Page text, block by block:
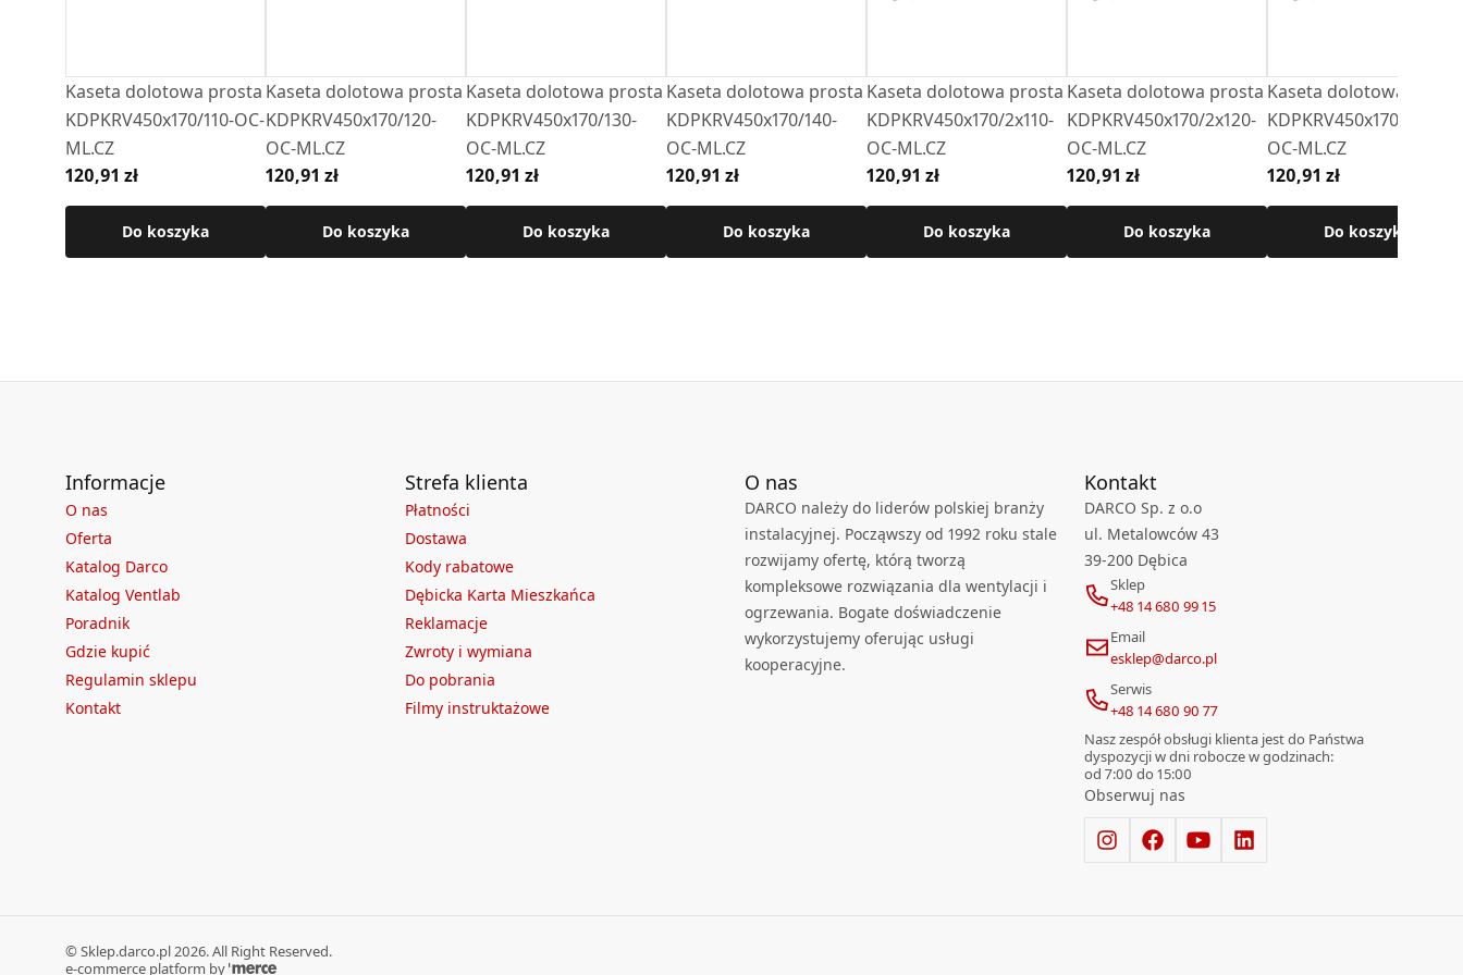
Kaseta dolotowa prosta
KDPKRV450x170/110-OC-
ML.CZ
120,91 zł
Do koszyka
Kaseta dolotowa prosta
KDPKRV450x170/120-
OC-ML.CZ
120,91 zł
Do koszyka
Kaseta dolotowa prosta
KDPKRV450x170/130-
OC-ML.CZ
120,91 zł
Do koszyka
Kaseta dolotowa prosta
KDPKRV450x170/140-
OC-ML.CZ
120,91 zł
Do koszyka
Kaseta dolotowa prosta
KDPKRV450x170/2x110-
OC-ML.CZ
120,91 zł
Do koszyka
Kaseta dolotowa prosta
KDPKRV450x170/2x120-
OC-ML.CZ
120,91 zł
Do koszyka
Kaseta dolotowa prosta
KDPKRV450x170/2x130-
OC-ML.CZ
120,91 zł
Do koszyka
Informacje
O nas
Oferta
Katalog Darco
Katalog Ventlab
Poradnik
Gdzie kupić
Regulamin sklepu
Kontakt
Strefa klienta
Płatności
Dostawa
Kody rabatowe
Dębicka Karta Mieszkańca
Reklamacje
Zwroty i wymiana
Do pobrania
Filmy instruktażowe
O nas
DARCO należy do liderów polskiej branży
instalacyjnej. Począwszy od 1992 roku stale
rozwijamy ofertę, którą tworzą
kompleksowe rozwiązania dla wentylacji i
ogrzewania. Bogate doświadczenie
wykorzystujemy oferując usługi
kooperacyjne.
Kontakt
DARCO Sp. z o.o
ul. Metalowców 43
39-200 Dębica
Sklep
+48 14 680 99 15
Email
esklep@darco.pl
Serwis
+48 14 680 90 77
Nasz zespół obsługi klienta jest do Państwa
dyspozycji w dni robocze w godzinach:
od 7:00 do 15:00
Obserwuj nas
© Sklep.darco.pl2026. All Right Reserved.
e-commerce platform by